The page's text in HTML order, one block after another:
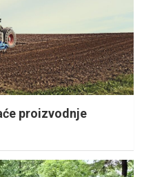
proizvodnje